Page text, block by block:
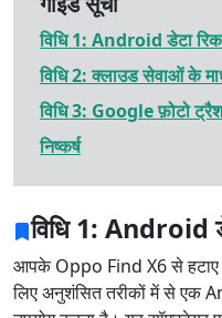
विधि 1: Android डेटा
विधि 2: क्लाउड सेवाओं के
विधि 3: Google फ़ोटो ट्रैश
निष्कर्ष
विधि 1: Android
आपके Oppo Find X6 से हटाए
लिए अनुशंसित तरीकों में से एक